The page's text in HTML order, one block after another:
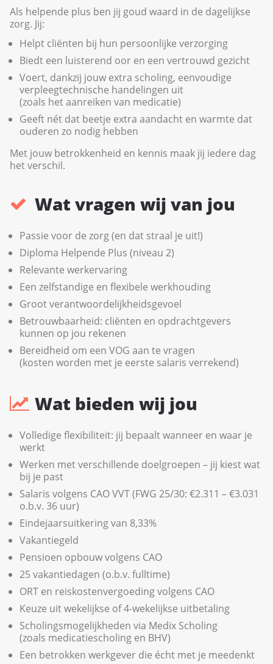
Als helpende plus ben jij goud waard in de dagelijkse
zorg. Jij:
Helpt cliënten bij hun persoonlijke verzorging
Biedt een luisterend oor en een vertrouwd gezicht
Voert, dankzij jouw extra scholing, eenvoudige
verpleegtechnische handelingen uit
(zoals het aanreiken van medicatie)
Geeft nét dat beetje extra aandacht en warmte dat
ouderen zo nodig hebben
Met jouw betrokkenheid en kennis maak jij iedere dag
het verschil.
Wat vragen wij van jou
Passie voor de zorg (en dat straal je uit!)
Diploma Helpende Plus (niveau 2)
Relevante werkervaring
Een zelfstandige en flexibele werkhouding
Groot verantwoordelijkheidsgevoel
Betrouwbaarheid: cliënten en opdrachtgevers
kunnen op jou rekenen
Bereidheid om een VOG aan te vragen
(kosten worden met je eerste salaris verrekend)
Wat bieden wij jou
Volledige flexibiliteit: jij bepaalt wanneer en waar je
werkt
Werken met verschillende doelgroepen – jij kiest wat
bij je past
Salaris volgens CAO VVT (FWG 25/30: €2.311 – €3.031
o.b.v. 36 uur)
Eindejaarsuitkering van 8,33%
Vakantiegeld
Pensioen opbouw volgens CAO
25 vakantiedagen (o.b.v. fulltime)
ORT en reiskostenvergoeding volgens CAO
Keuze uit wekelijkse of 4-wekelijkse uitbetaling
Scholingsmogelijkheden via Medix Scholing
(zoals medicatiescholing en BHV)
Een betrokken werkgever die écht met je meedenkt